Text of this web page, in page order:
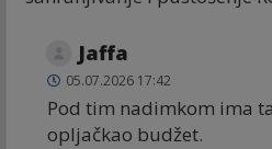
Jaffa
05.07.2026 17:42
Pod tim nadimkom ima
opljačkao budžet.